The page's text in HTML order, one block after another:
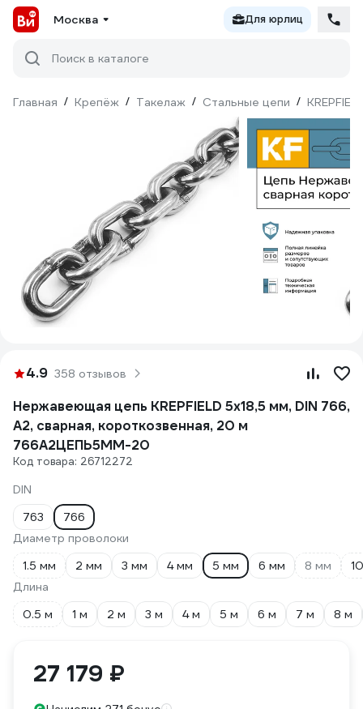
Москва Для юрлиц
Поиск в каталоге
Главная / Крепёж / Такелаж / Стальные цепи /
4.9 358 отзывов
Нержавеющая цепь KREPFIELD 5x18,5 мм, DIN 766,
А2, сварная, короткозвенная, 20 м
766А2ЦЕПЬ5ММ-20
Код товара: 26712272
DIN
763
766
Диаметр проволоки
1.5 мм
2 мм 3 мм 4 мм 5 мм 6 мм 8 мм
Длина
0.5 м
1 м 2 м 3 м 4 м 5 м 6 м 7 м 8 м
27 179 ₽